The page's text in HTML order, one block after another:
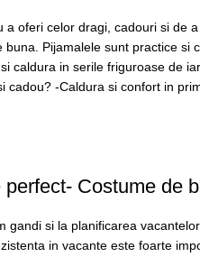
oferi celor dragi, cadouri si de
Pijamalele sunt practice si
caldura in serile friguroase de
cadou? -Caldura si confort in
Costume de
gandi si la planificarea
in vacante este foarte